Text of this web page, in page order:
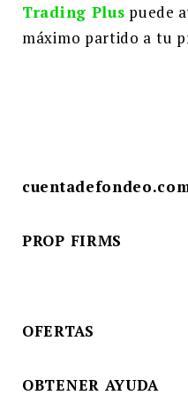
Trading Plus puede
máximo partido a tu
PROP FIRMS
OFERTAS
OBTENER AYUDA